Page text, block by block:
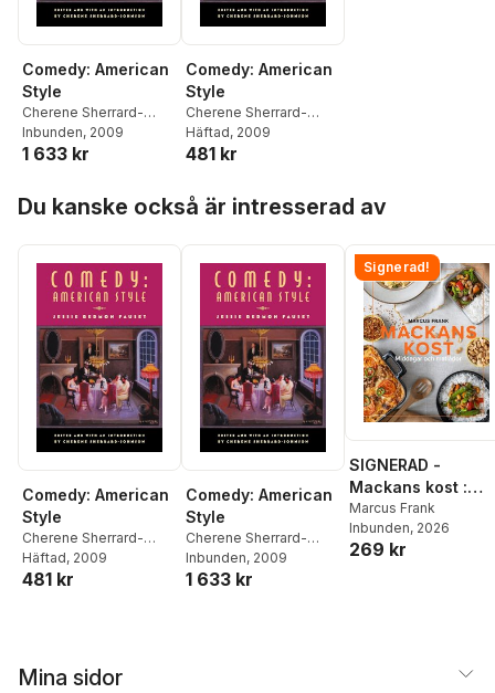
Comedy: American
Style
Cherene Sherrard-
Johnson,Jessie Fauset
Inbunden, 2009
1 633 kr
Comedy: American
Style
Cherene Sherrard-
Johnson,Jessie Fauset
Häftad, 2009
481 kr
Du kanske också är intresserad av
Comedy: American
Style
Cherene Sherrard-
Johnson,Jessie Fauset
Häftad, 2009
481 kr
Comedy: American
Style
Cherene Sherrard-
Johnson,Jessie Fauset
Inbunden, 2009
1 633 kr
Signerad!
SIGNERAD -
Mackans kost :
Middagar och
matlådor
Marcus Frank
Inbunden, 2026
269 kr
Mina sidor